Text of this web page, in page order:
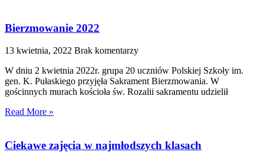
Bierzmowanie 2022
13 kwietnia, 2022 Brak komentarzy
W dniu 2 kwietnia 2022r. grupa 20 uczniów Polskiej Szkoły im.
gen. K. Pułaskiego przyjęła Sakrament Bierzmowania. W
gościnnych murach kościoła św. Rozalii sakramentu udzielił
Read More »
Ciekawe zajęcia w najmłodszych klasach